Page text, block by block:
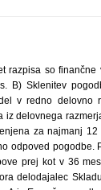
prijavo na razpis. f) Potrdilo Davčne uprave RS o plačanih davkih in prispevkih. Potrdilo ne sme biti starejše od 30 dni (original). Potrdilo ni potrebno v primeru, da je delodajalec registriran v roku 30 dni pred prijavo na razpis. g) Kopija pogodbe o zaposlitvi invalida. Kopija pogodbe ni potrebna v primeru samozaposlitve invalida. V primeru zaposlitve iz kategorije E mora delodajalec predložiti dve pogodbi: pogodbo o zaposlitvi za določen čas ter pogodbo o zaposlitvi za nedoločen čas. h) Kopija obrazca M-1/M-2, Prijava v pokojninsko in invalidsko zavarovanje ter zdravstveno zavarovanje. i) Kopija odločbe o invalidnosti. 7. Višina razpoložljivih sredstev: za razpis je namenjenih 6.250.000 EUR. 8. Odpiranje vlog Prispele vloge bo odpirala, pregledala in njihovo popolnost ugotavljala komisija, imenovana s strani direktorice Sklada. Odpiranje prispelih vlog bo 18. 6. 2008 in 8. 10. 2008 na sedežu Sklada in ne bo javno. Vloge se bodo odpirale po vrstnem redu prispetja do porabe razpoložljivih sredstev. 9. Obveščanje kandidatov: kandidati bodo pisno obveščeni o rešitvi njihove vloge najkasneje v 60 dneh po odpiranju vlog. 10. Pogodba: delodajalce, katerih vloga bo pozitivno rešena, bo Sklad pozval k podpisu pogodbe o financiranju vzpodbujanja zaposlovanja invalidov. Delodajalec bo prejel pogodbo, ki jo bo moral v roku osmih dni od dneva prejema vrniti podpisano in opremljeno z žigom na naslov Sklada. V nasprotnem primeru se bo štelo, da je delodajalec od vloge odstopil. Odobrena sredstva bodo predvidoma nakazana v roku tridesetih dni po podpisu pogodbe. 11. Poročanje: